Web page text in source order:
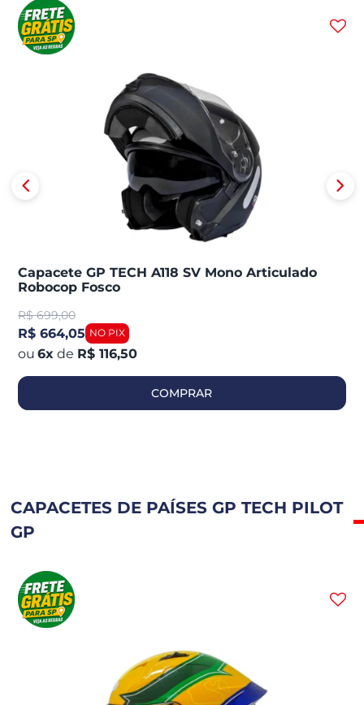
Capacete GP TECH A118 SV Mono Articulado
Robocop Fosco
R$ 699,00
R$ 664,05
6x de R$ 116,50
COMPRAR
CAPACETES DE PAÍSES GP TECH PILOT
GP